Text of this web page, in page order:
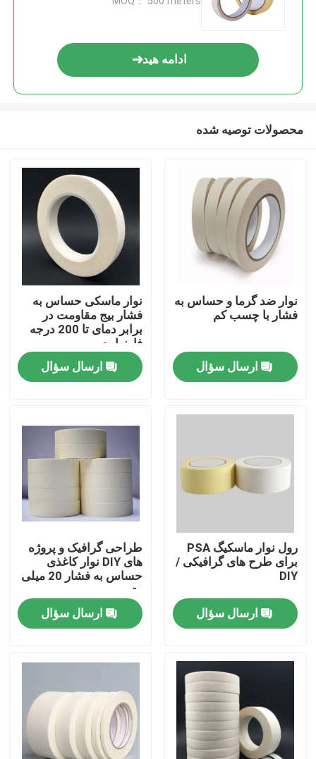
خانه
دربارهی ما
کنترل کیفیت
تماس با ما
درخواست نقل قول
نوار چسب ذوب داغ
نوار چسب فرش
ادامه هید
محصولات توصیه شده
نوار ضد گرما و حساس به
فشار با چسب کم
ارسال سؤال
نوار ماسکی حساس به
فشار بیج مقاومت در
برابر دمای تا 200 درجه
فارنهایت
ارسال سؤال
رول نوار ماسکیگ PSA
برای طرح های گرافیکی /
DIY
ارسال سؤال
طراحی گرافیک و پروژه
های DIY نوار کاغذی
حساس به فشار 20 میلی
متر
ارسال سؤال